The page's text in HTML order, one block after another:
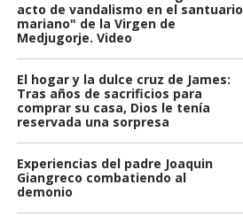
acto de vandalismo en el santuario
mariano" de la Virgen de
Medjugorje. Video
El hogar y la dulce cruz de James:
Tras años de sacrificios para
comprar su casa, Dios le tenía
reservada una sorpresa
Experiencias del padre Joaquin
Giangreco combatiendo al
demonio